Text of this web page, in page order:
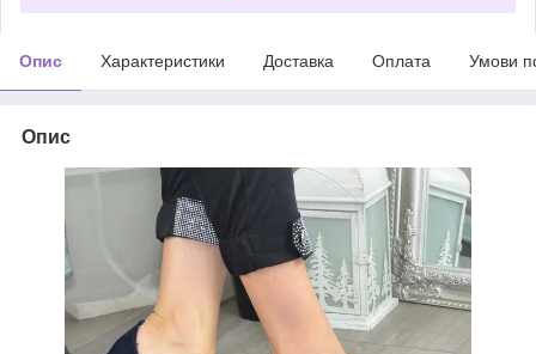
Опис Характеристики Доставка Оплата Умови
Опис